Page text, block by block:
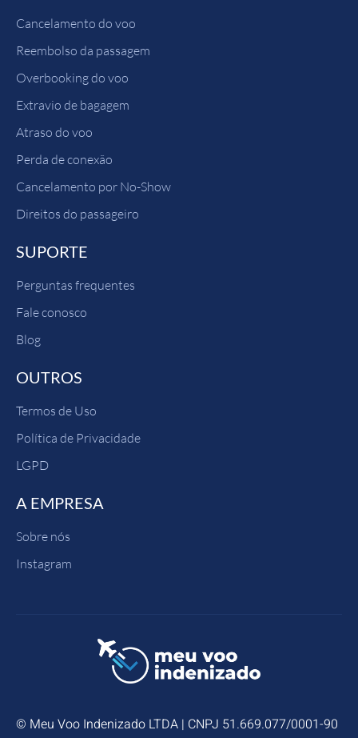
Cancelamento do voo
Reembolso da passagem
Overbooking do voo
Extravio de bagagem
Atraso do voo
Perda de conexão
Cancelamento por No-Show
Direitos do passageiro
SUPORTE
Perguntas frequentes
Fale conosco
Blog
OUTROS
Termos de Uso
Política de Privacidade
LGPD
A EMPRESA
Sobre nós
Instagram
© Meu Voo Indenizado LTDA | CNPJ 51.669.077/0001-90